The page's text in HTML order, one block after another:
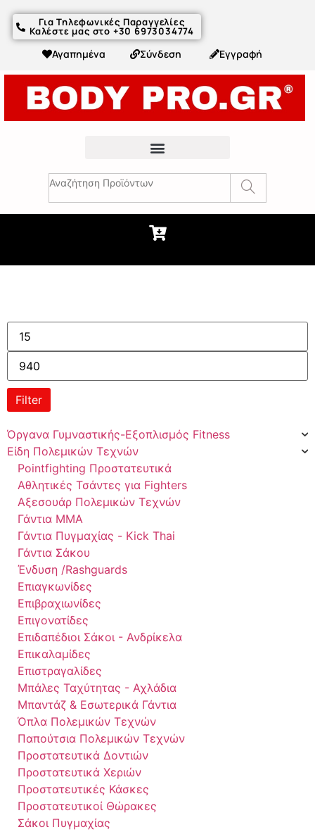
Για Τηλεφωνικές Παραγγελίες
Καλέστε μας στο +30 6973034774
Αγαπημένα Σύνδεση Εγγραφή
Filter
Όργανα Γυμναστικής-Εξοπλισμός Fitness
Είδη Πολεμικών Τεχνών
Pointfighting Προστατευτικά
Αθλητικές Τσάντες για Fighters
Αξεσουάρ Πολεμικών Τεχνών
Γάντια ΜΜΑ
Γάντια Πυγμαχίας - Kick Thai
Γάντια Σάκου
Ένδυση /Rashguards
Επιαγκωνίδες
Επιβραχιωνίδες
Επιγονατίδες
Επιδαπέδιοι Σάκοι - Ανδρίκελα
Επικαλαμίδες
Επιστραγαλίδες
Μπάλες Ταχύτητας - Αχλάδια
Μπαντάζ & Εσωτερικά Γάντια
Όπλα Πολεμικών Τεχνών
Παπούτσια Πολεμικών Τεχνών
Προστατευτικά Δοντιών
Προστατευτικά Χεριών
Προστατευτικές Κάσκες
Προστατευτικοί Θώρακες
Σάκοι Πυγμαχίας